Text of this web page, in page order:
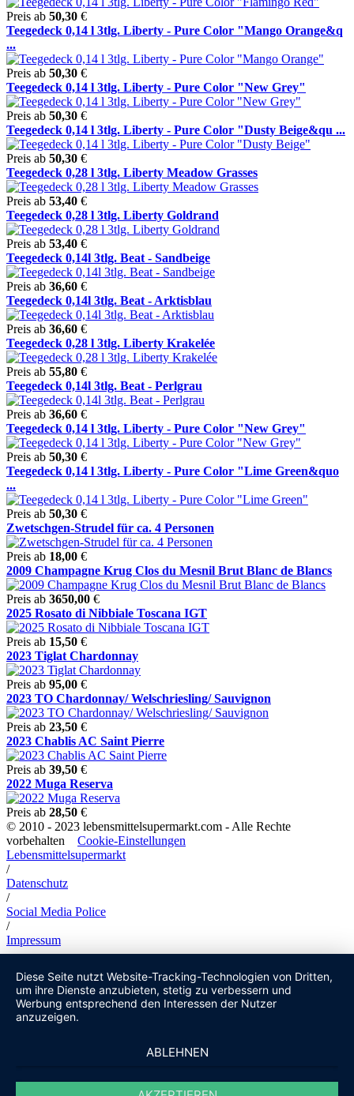
Preis ab 50,30 €
Teegedeck 0,14 l 3tlg. Liberty - Pure Color "Mango Orange&q
...
Preis ab 50,30 €
Teegedeck 0,14 l 3tlg. Liberty - Pure Color "New Grey"
Preis ab 50,30 €
Teegedeck 0,14 l 3tlg. Liberty - Pure Color "Dusty Beige&qu ...
Preis ab 50,30 €
Teegedeck 0,28 l 3tlg. Liberty Meadow Grasses
Preis ab 53,40 €
Teegedeck 0,28 l 3tlg. Liberty Goldrand
Preis ab 53,40 €
Teegedeck 0,14l 3tlg. Beat - Sandbeige
Preis ab 36,60 €
Teegedeck 0,14l 3tlg. Beat - Arktisblau
Preis ab 36,60 €
Teegedeck 0,28 l 3tlg. Liberty Krakelée
Preis ab 55,80 €
Teegedeck 0,14l 3tlg. Beat - Perlgrau
Preis ab 36,60 €
Teegedeck 0,14 l 3tlg. Liberty - Pure Color "New Grey"
Preis ab 50,30 €
Teegedeck 0,14 l 3tlg. Liberty - Pure Color "Lime Green&quo
...
Preis ab 50,30 €
Zwetschgen-Strudel für ca. 4 Personen
Preis ab 18,00 €
2009 Champagne Krug Clos du Mesnil Brut Blanc de Blancs
Preis ab 3650,00 €
2025 Rosato di Nibbiale Toscana IGT
Preis ab 15,50 €
2023 Tiglat Chardonnay
Preis ab 95,00 €
2023 TO Chardonnay/ Welschriesling/ Sauvignon
Preis ab 23,50 €
2023 Chablis AC Saint Pierre
Preis ab 39,50 €
2022 Muga Reserva
Preis ab 28,50 €
© 2010 - 2023 lebensmittelsupermarkt.com - Alle Rechte
vorbehalten Cookie-Einstellungen
Lebensmittelsupermarkt
/
Datenschutz
/
Social Media Police
/
Impressum
Diese Seite nutzt Website-Tracking-Technologien von Dritten,
um ihre Dienste anzubieten, stetig zu verbessern und
Werbung entsprechend den Interessen der Nutzer
anzuzeigen.
ABLEHNEN